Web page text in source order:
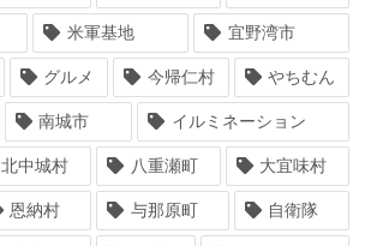
米軍基地 宜野湾市
グルメ 今帰仁村 やちむん
南城市 イルミネーション
北中城村 八重瀬町 大宜味村
恩納村 与那原町 自衛隊